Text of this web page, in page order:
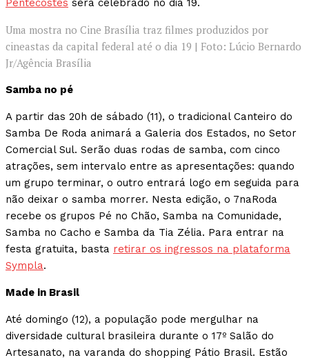
Pentecostes será celebrado no dia 19.
Uma mostra no Cine Brasília traz filmes produzidos por
cineastas da capital federal até o dia 19 | Foto: Lúcio Bernardo
Jr/Agência Brasília
Samba no pé
A partir das 20h de sábado (11), o tradicional Canteiro do
Samba De Roda animará a Galeria dos Estados, no Setor
Comercial Sul. Serão duas rodas de samba, com cinco
atrações, sem intervalo entre as apresentações: quando
um grupo terminar, o outro entrará logo em seguida para
não deixar o samba morrer. Nesta edição, o 7naRoda
recebe os grupos Pé no Chão, Samba na Comunidade,
Samba no Cacho e Samba da Tia Zélia. Para entrar na
festa gratuita, basta retirar os ingressos na plataforma
Sympla.
Made in Brasil
Até domingo (12), a população pode mergulhar na
diversidade cultural brasileira durante o 17º Salão do
Artesanato, na varanda do shopping Pátio Brasil. Estão